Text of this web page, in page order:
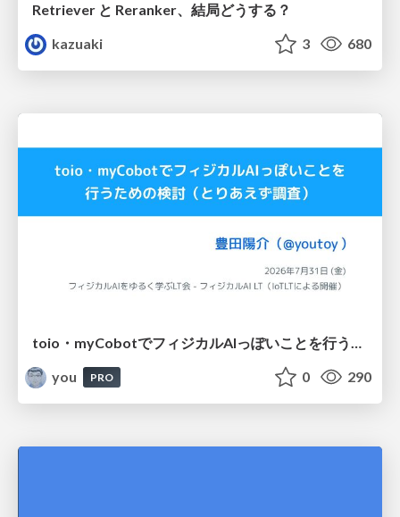
Retriever と Reranker、結局どうする？
kazuaki
3 680
you
PRO 0 290